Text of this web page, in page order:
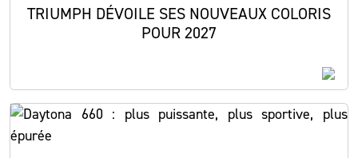
TRIUMPH DÉVOILE SES NOUVEAUX COLORIS
POUR 2027